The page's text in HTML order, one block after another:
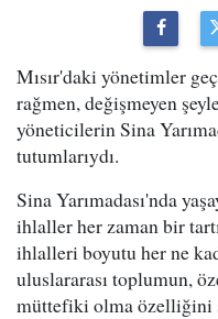
Mısır'daki yönetimler
rağmen, değişmeyen
yöneticilerin Sina
tutumlarıydı.
Sina Yarımadası'nda
ihlaller her zaman bir
ihlalleri boyutu her ne
uluslararası toplumun,
müttefiki olma özelliğini